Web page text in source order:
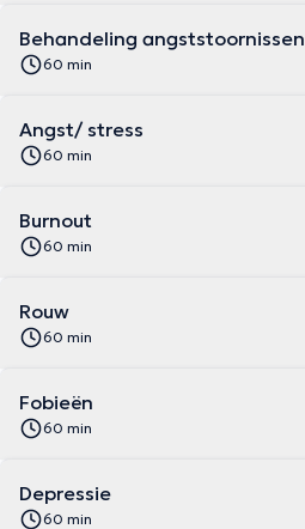
Behandeling angststoornissen
60 min
Angst/ stress
60 min
Burnout
60 min
Rouw
60 min
Fobieën
60 min
Depressie
60 min